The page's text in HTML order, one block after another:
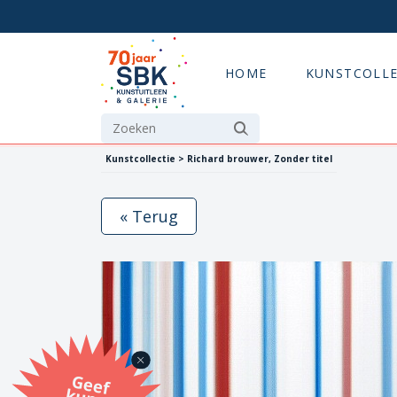
HOME
Kunstcollectie > Richard brouwer, Zonder titel
G
eef
u
n
st
a
d
o
m
et
e SB
K
u
n
stb
o
n
« Terug